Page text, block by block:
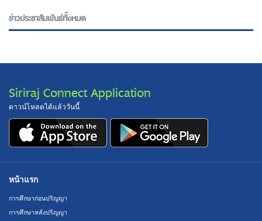
ข่าวประชาสัมพันธ์ทั้งหมด
Siriraj Connect Application
ดาวน์โหลดได้แล้ววันนี้
หน้าแรก
การศึกษาก่อนปริญญา
การศึกษาหลังปริญญา